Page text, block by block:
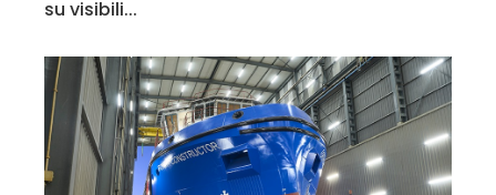
su visibili...